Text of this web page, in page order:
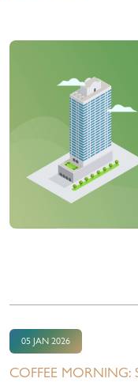
05 JAN 2026
COFFEE MORNING: